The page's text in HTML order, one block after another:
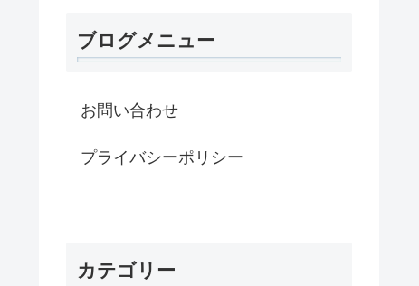
ブログメニュー
お問い合わせ
プライバシーポリシー
カテゴリー